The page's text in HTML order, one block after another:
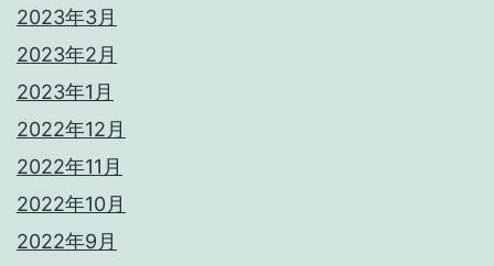
2023年3月
2023年2月
2023年1月
2022年12月
2022年11月
2022年10月
2022年9月